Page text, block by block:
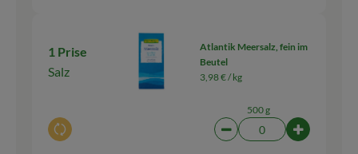
1 Prise
Salz
Auswahl ändern
Atlantik Meersalz, fein im
Beutel
3,98 € /kg
500 g
Artikelanzahl